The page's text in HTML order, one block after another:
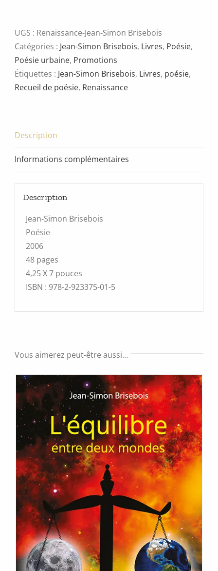
UGS : Renaissance-Jean-Simon Brisebois
Catégories : Jean-Simon Brisebois, Livres, Poésie,
Poésie urbaine, Promotions
Étiquettes : Jean-Simon Brisebois, Livres, poésie,
Recueil de poésie, Renaissance
Description
Informations complémentaires
Description
Jean-Simon Brisebois
Poésie
2006
48 pages
4,25 X 7 pouces
ISBN : 978-2-923375-01-5
Vous aimerez peut-être aussi…